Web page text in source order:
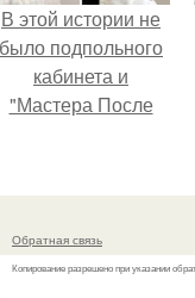
В этой истории не
было подпольного
кабинета и
"Мастера После
Обратная связь
Копирование разрешено при указании